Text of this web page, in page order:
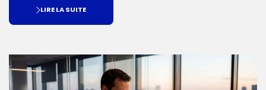
LIRE LA SUITE